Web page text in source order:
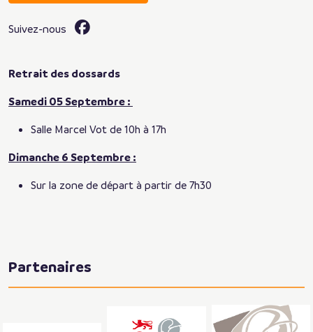
Suivez-nous
Retrait des dossards
Samedi 05 Septembre :
Salle Marcel Vot de 10h à 17h
Dimanche 6 Septembre :
Sur la zone de départ à partir de 7h30
Partenaires